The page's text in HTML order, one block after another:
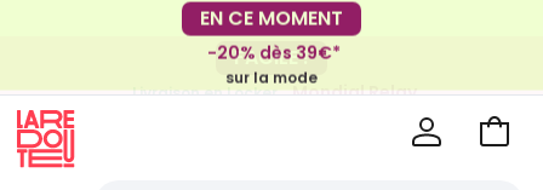
-20% dès 39€*
sur la mode
FACILE !
Livraison en Locker Mondial Relay
Voir